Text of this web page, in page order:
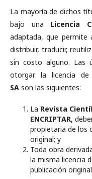
La mayoría de dichos
bajo una Licencia
adaptada, que permite
distribuir, traducir,
sin costo alguno. Las
otorgar la licencia de
SA son las siguientes:
La Revista
ENCRIPTAR,
propietaria de los
original; y
Toda obra
la misma licencia
publicación